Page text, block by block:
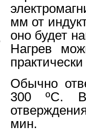
мм от
оно будет
Нагрев
Обычно
300 ºС. В
мин.